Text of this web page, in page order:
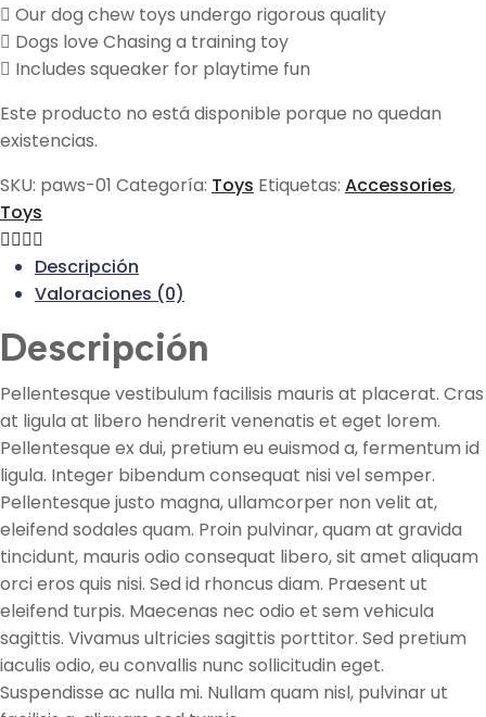
Our dog chew toys undergo rigorous quality
Dogs love Chasing a training toy
Includes squeaker for playtime fun
Este producto no está disponible porque no quedan
existencias.
SKU: paws-01 Categoría: Toys Etiquetas: Accessories,
Toys
Descripción
Valoraciones (0)
Descripción
Pellentesque vestibulum facilisis mauris at placerat. Cras
at ligula at libero hendrerit venenatis et eget lorem.
Pellentesque ex dui, pretium eu euismod a, fermentum id
ligula. Integer bibendum consequat nisi vel semper.
Pellentesque justo magna, ullamcorper non velit at,
eleifend sodales quam. Proin pulvinar, quam at gravida
tincidunt, mauris odio consequat libero, sit amet aliquam
orci eros quis nisi. Sed id rhoncus diam. Praesent ut
eleifend turpis. Maecenas nec odio et sem vehicula
sagittis. Vivamus ultricies sagittis porttitor. Sed pretium
iaculis odio, eu convallis nunc sollicitudin eget.
Suspendisse ac nulla mi. Nullam quam nisl, pulvinar ut